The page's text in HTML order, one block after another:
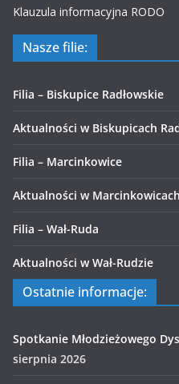
Klauzula informacyjna RODO
Nasze filie:
Filia – Biskupice Radłowskie
Aktualności w Biskupicach
Filia – Marcinkowice
Aktualności w Marcinkowicach
Filia – Wał-Ruda
Aktualności w Wał-Rudzie
Ostatnie informacje:
Spotkanie Młodzieżowego
sierpnia 2026